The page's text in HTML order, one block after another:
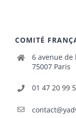
COMITÉ
6 avenue de
75007 Paris
01 47 20 99